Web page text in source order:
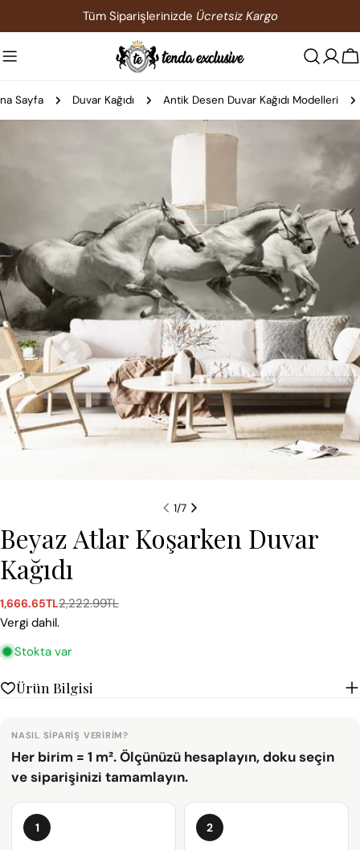
atla
Tüm Siparişlerinizde Ücretsiz Kargo
Sayfa Duvar Kağıdı Antik Desen Duvar Kağıdı Modelleri
medyasını modda açın
1/7
Beyaz Atlar Koşarken Duvar
Kağıdı
Satış
ücreti
1,666.65TL
Normal
fiyat
2,222.99TL
Vergi dahil.
Stokta var
Ürün Bilgisi
NASIL SIPARIŞ VERIRIM?
Her birim = 1 m². Ölçünüzü hesaplayın, doku seçin
ve siparişinizi tamamlayın.
1 2